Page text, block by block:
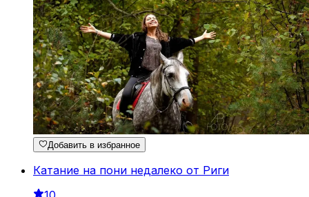
Добавить в избранное
Катание на пони недалеко от Риги